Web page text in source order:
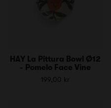
HAY La Pittura Bowl Ø12
- Pomelo Face Vine
199,00 kr